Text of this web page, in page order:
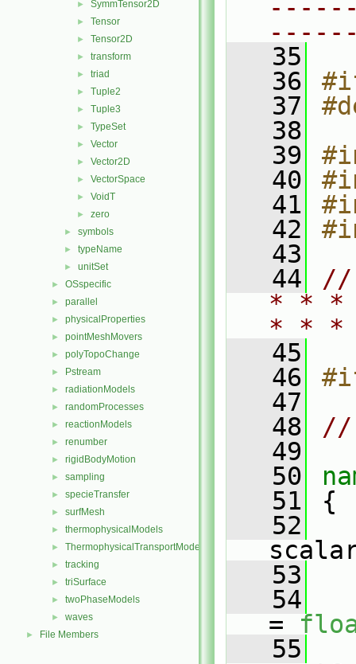
► SymmTensor2D
► Tensor
► Tensor2D
► transform
► triad
► Tuple2
► Tuple3
► TypeSet
► Vector
► Vector2D
► VectorSpace
► VoidT
► zero
► symbols
► typeName
► unitSet
► OSspecific
► parallel
► physicalProperties
► pointMeshMovers
► polyTopoChange
► Pstream
► radiationModels
► randomProcesses
► reactionModels
► renumber
► rigidBodyMotion
► sampling
► specieTransfer
► surfMesh
► thermophysicalModels
► ThermophysicalTransportModels
► tracking
► triSurface
► twoPhaseModels
► waves
► File Members
   35
   36
   37
   38
   39
   40
   41
   42
   43
   44
//
* * *
* *
   45
   46
   47
   48
//
   49
   50
   51
{
   52
   53
   54
=
   55